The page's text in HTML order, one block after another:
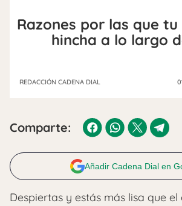
Razones por las que
hincha a lo largo
REDACCIÓN CADENA DIAL
Comparte:
Añadir Cadena Dial en
Despiertas y estás más lisa que el